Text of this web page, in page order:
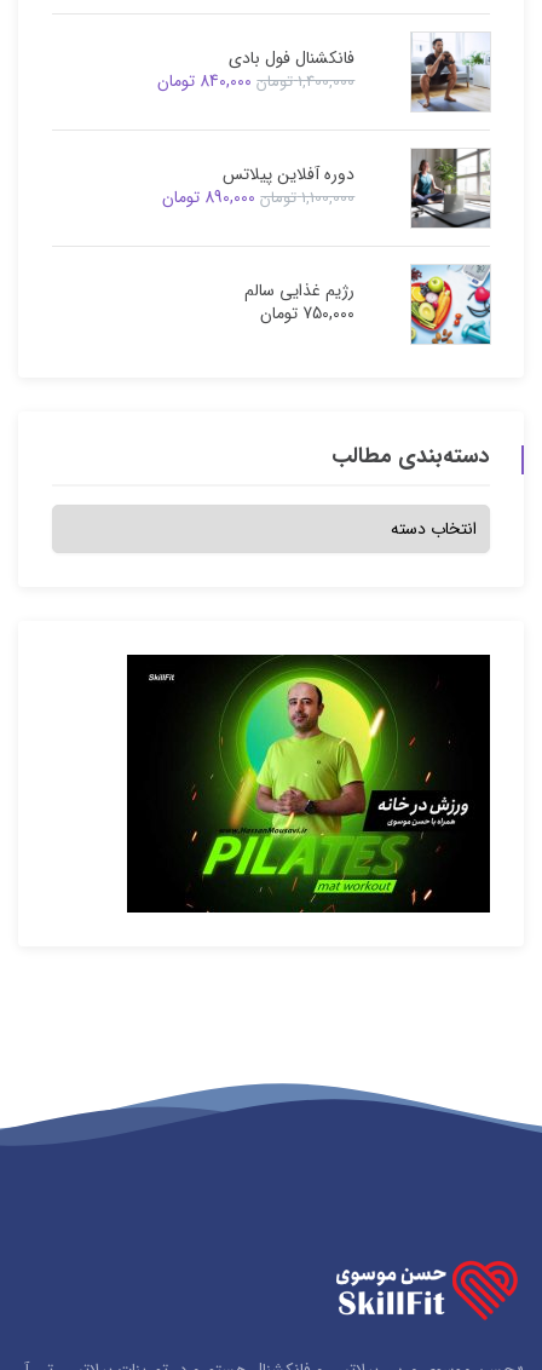
فانکشنال فول بادی
1,400,000تومان 840,000 تومان
دوره آفلاین پیلاتس
1,100,000تومان 890,000 تومان
رژیم غذایی سالم
750,000 تومان
دسته‌بندی مطالب